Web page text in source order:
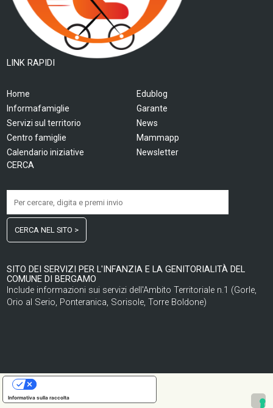
LINK RAPIDI
Home
Informafamiglie
Servizi sul territorio
Centro famiglie
Calendario iniziative
Edublog
Garante
News
Mammapp
Newsletter
CERCA
CERCA NEL SITO >
SITO DEI SERVIZI PER L'INFANZIA E LA GENITORIALITÀ DEL
COMUNE DI BERGAMO
Include informazioni sui servizi dell'Ambito Territoriale n.1 (Gorle,
Orio al Serio, Ponteranica, Sorisole, Torre Boldone)
Informativa sulla raccolta
LE TUE PREFERENZE RELATIVE ALLA PRIVACY